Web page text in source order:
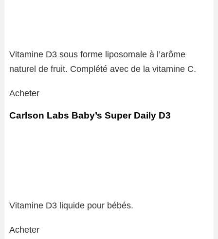
Vitamine D3 sous forme liposomale à l’arôme
naturel de fruit. Complété avec de la vitamine C.
Acheter
Carlson Labs Baby’s Super Daily D3
Vitamine D3 liquide pour bébés.
Acheter